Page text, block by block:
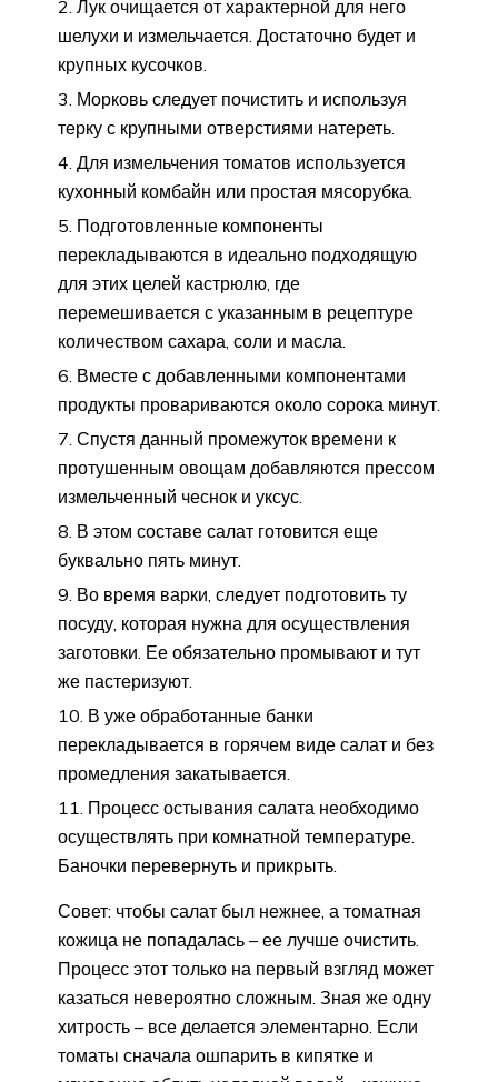
Лук очищается от характерной для него
шелухи и измельчается. Достаточно будет и
крупных кусочков.
Морковь следует почистить и используя
терку с крупными отверстиями натереть.
Для измельчения томатов используется
кухонный комбайн или простая мясорубка.
Подготовленные компоненты
перекладываются в идеально подходящую
для этих целей кастрюлю, где
перемешивается с указанным в рецептуре
количеством сахара, соли и масла.
Вместе с добавленными компонентами
продукты провариваются около сорока минут.
Спустя данный промежуток времени к
протушенным овощам добавляются прессом
измельченный чеснок и уксус.
В этом составе салат готовится еще
буквально пять минут.
Во время варки, следует подготовить ту
посуду, которая нужна для осуществления
заготовки. Ее обязательно промывают и тут
же пастеризуют.
В уже обработанные банки
перекладывается в горячем виде салат и без
промедления закатывается.
Процесс остывания салата необходимо
осуществлять при комнатной температуре.
Баночки перевернуть и прикрыть.
Совет: чтобы салат был нежнее, а томатная
кожица не попадалась – ее лучше очистить.
Процесс этот только на первый взгляд может
казаться невероятно сложным. Зная же одну
хитрость – все делается элементарно. Если
томаты сначала ошпарить в кипятке и